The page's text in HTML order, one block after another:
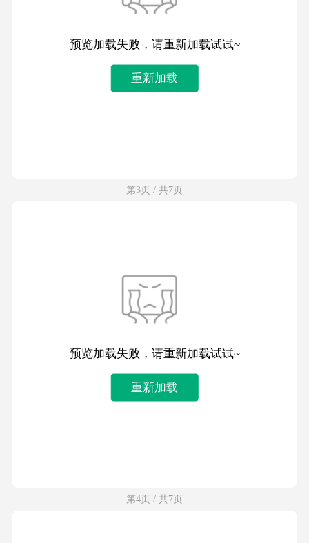
预览加载失败，请重新加载试试~
重新加载
第3页 / 共7页
预览加载失败，请重新加载试试~
重新加载
第4页 / 共7页